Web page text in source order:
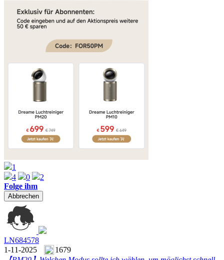
1
4
0
2
Folge ihm
Abbrechen
LN684578
1-11-2025
1679